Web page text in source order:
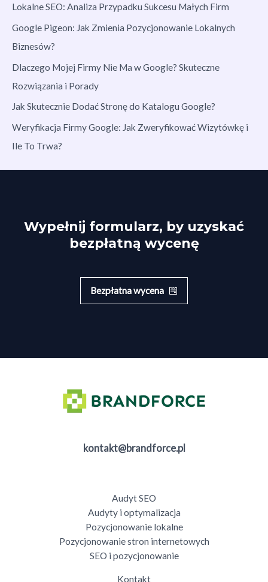
Lokalne SEO: Analiza Przypadku Sukcesu Małych Firm
Google Pigeon: Jak Zmienia Pozycjonowanie Lokalnych
Biznesów?
Dlaczego Mojej Firmy Nie Ma w Google? Skuteczne
Rozwiązania i Porady
Jak Skutecznie Dodać Stronę do Katalogu Google?
Weryfikacja Firmy Google: Jak Zweryfikować Wizytówkę i
Ile To Trwa?
Wypełnij formularz, by uzyskać
bezpłatną wycenę
Bezpłatna wycena
kontakt@brandforce.pl
Audyt SEO
Audyty i optymalizacja
Pozycjonowanie lokalne
Pozycjonowanie stron internetowych
SEO i pozycjonowanie
Kontakt